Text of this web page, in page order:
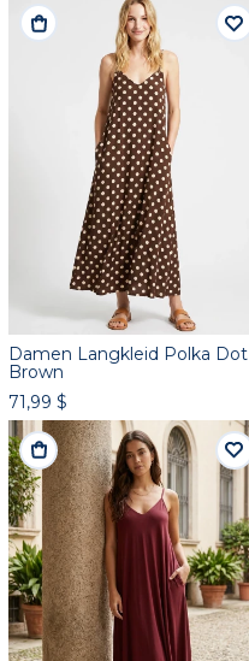
Damen Langkleid Polka Dot
Brown
71,99 $